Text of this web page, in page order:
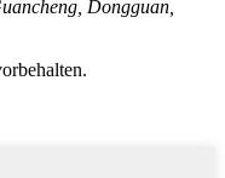
Dongguan,